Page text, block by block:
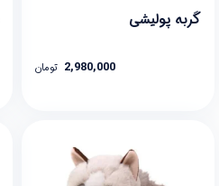
گربه پولیشی
2,980,000 تومان